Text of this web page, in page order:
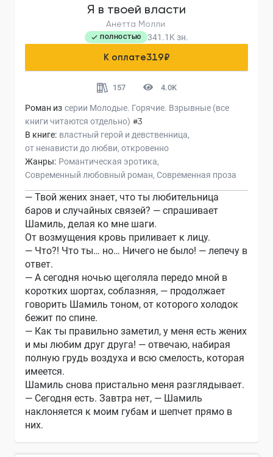
Я в твоей власти
Анетта Молли
ПОЛНОСТЬЮ 341.1K зн.
К оплате319₽
157 4.0K
Роман из серии Молодые. Горячие. Взрывные (все
книги читаются отдельно) #3
В книге: властный герой и девственница
от ненависти до любви откровенно
Жанры: Романтическая эротика
Современный любовный роман Современная проза
— Твой жених знает, что ты любительница
баров и случайных связей? — спрашивает
Шамиль, делая ко мне шаги.
От возмущения кровь приливает к лицу.
— Что?! Что ты… но… Ничего не было! — лепечу в
ответ.
— А сегодня ночью щеголяла передо мной в
коротких шортах, соблазняя, — продолжает
говорить Шамиль тоном, от которого холодок
бежит по спине.
— Как ты правильно заметил, у меня есть жених
и мы любим друг друга! — отвечаю, набирая
полную грудь воздуха и всю смелость, которая
имеется.
Шамиль снова пристально меня разглядывает.
— Сегодня есть. Завтра нет, — Шамиль
наклоняется к моим губам и шепчет прямо в
них.